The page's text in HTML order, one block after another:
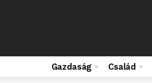
Gazdaság Család